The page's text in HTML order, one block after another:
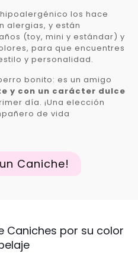
los hace
alergias, y están
(toy, mini y estándar) y
para que encuentres
y personalidad.
bonito: es un amigo
y con un carácter dulce
día. ¡Una elección
de vida
Caniche!
Caniches por su color